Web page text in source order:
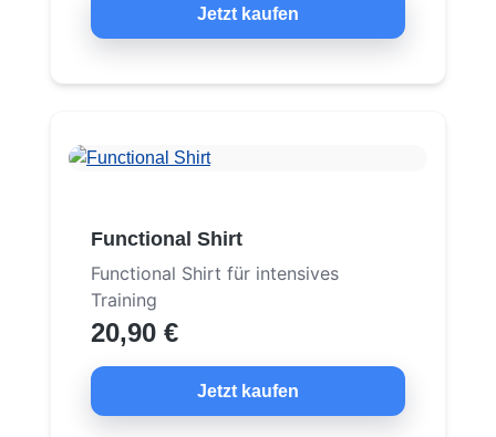
Jetzt kaufen
Functional Shirt
Functional Shirt für intensives
Training
20,90 €
Jetzt kaufen